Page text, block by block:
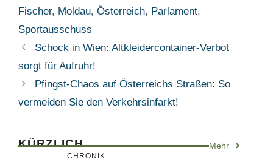
Fischer, Moldau, Österreich, Parlament,
Sportausschuss
Schock in Wien: Altkleidercontainer-Verbot
sorgt für Aufruhr!
Pfingst-Chaos auf Österreichs Straßen: So
vermeiden Sie den Verkehrsinfarkt!
KÜRZLICH Mehr
CHRONIK